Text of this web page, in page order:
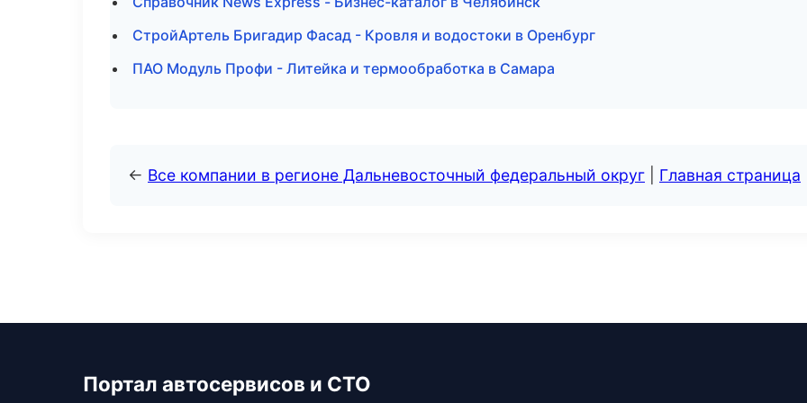
СтройАртель Бригадир Фасад - Кровля и водостоки в Оренбург
ПАО Модуль Профи - Литейка и термообработка в Самара
← Все компании в регионе Дальневосточный федеральный округ Главная страница
Портал автосервисов и СТО